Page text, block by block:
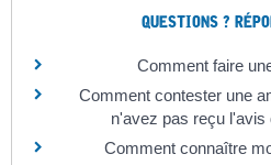
QUESTIONS ?
Comment faire
Comment contester une
n'avez pas reçu l'avis
Comment connaître